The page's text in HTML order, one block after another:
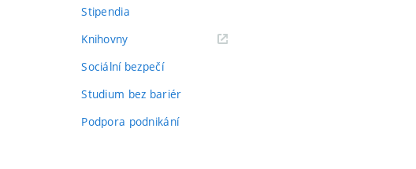
Stipendia
Knihovny(externí
Sociální bezpečí
Studium bez bariér
Podpora podnikání